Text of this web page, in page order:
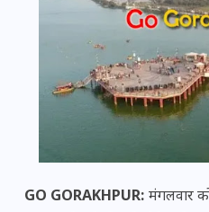
GO GORAKHPUR: मंगलवार